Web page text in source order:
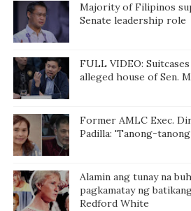
Majority of Filipinos
Senate leadership role
FULL VIDEO:
alleged house of Sen.
Former AMLC Exec.
Padilla: 'Tanong-
Alamin ang tunay na
pagkamatay ng
Redford White